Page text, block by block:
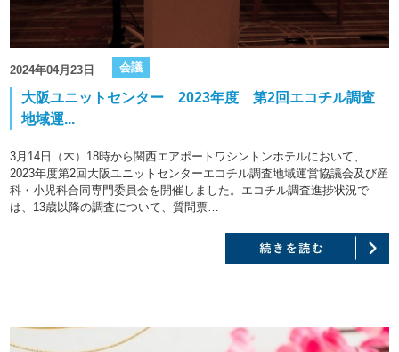
2024年04月23日 会議
大阪ユニットセンター 2023年度 第2回エコチル調査
地域運...
3月14日（木）18時から関西エアポートワシントンホテルにおいて、
2023年度第2回大阪ユニットセンターエコチル調査地域運営協議会及び産
科・小児科合同専門委員会を開催しました。エコチル調査進捗状況で
は、13歳以降の調査について、質問票…